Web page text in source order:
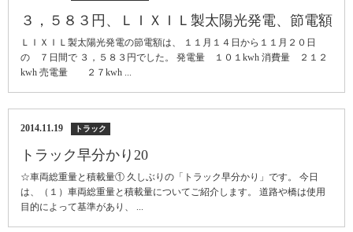
３，５８３円、ＬＩＸＩＬ製太陽光発電、節電額
ＬＩＸＩＬ製太陽光発電の節電額は、 １１月１４日から１１月２０日
の ７日間で ３，５８３円でした。 発電量 １０１kwh 消費量 ２１２
kwh 売電量 ２７kwh ...
2014.11.19 トラック
トラック早分かり20
☆車両総重量と積載量① 久しぶりの「トラック早分かり」です。 今日
は、（１）車両総重量と積載量についてご紹介します。 道路や橋は使用
目的によって基準があり、 ...